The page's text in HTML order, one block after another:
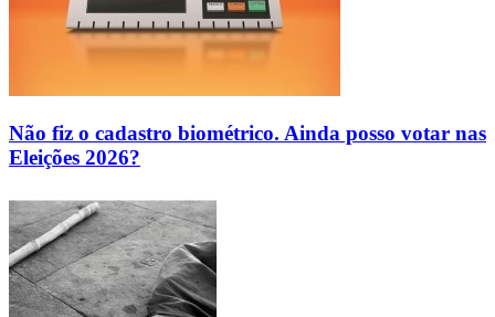
Não fiz o cadastro biométrico. Ainda posso votar nas
Eleições 2026?